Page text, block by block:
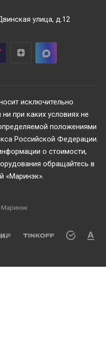
улица, д.12
исключительно
при каких условиях не
положениями
Российской Федерации.
о стоимости,
обращайтесь в
«Маринэк».